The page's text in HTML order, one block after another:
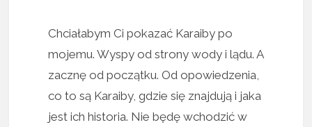
Chciałabym Ci pokazać Karaiby po
mojemu. Wyspy od strony wody i lądu. A
zacznę od początku. Od opowiedzenia,
co to są Karaiby, gdzie się znajdują i jaka
jest ich historia. Nie będę wchodzić w